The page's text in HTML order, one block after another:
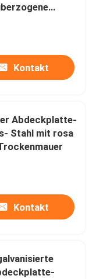
Kontakt
Abdeckplatte-
Stahl mit rosa
Kontakt